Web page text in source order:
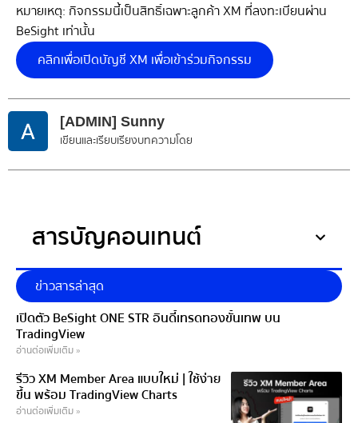
หมายเหตุ: กิจกรรมนี้เป็นสิทธิ์เฉพาะลูกค้า XM ที่ลงทะเบียนผ่าน
BeSight เท่านั้น
คลิกเพื่อเปิดบัญชี XM เพื่อเข้าร่วมกิจกรรม
[ADMIN] Sunny
เขียนและเรียบเรียงบทความโดย
สารบัญคอนเทนต์
ข่าวสารล่าสุด
เปิดตัว BeSight ONE STR อินดี้เทรดทองขั้นเทพ บน
TradingView
อ่านต่อเพิ่มเติม »
รีวิว XM Member Area แบบใหม่ | ใช้ง่าย
ขึ้น พร้อม TradingView Charts
อ่านต่อเพิ่มเติม »